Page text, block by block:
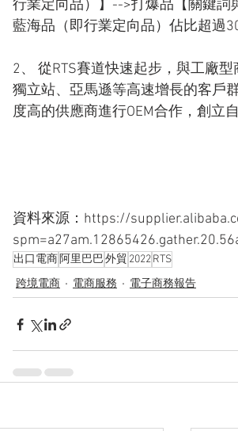
行業定向品）】-->打爆品【關鍵
藍海品（即行業定向品）佔比超過
2、 從RTS賽道快速起步，與工廠
獨立站、亞馬遜等高速增長的客戶
度高的供應商進行OEM合作，創立
資料來源：https://
出口電商 阿里巴巴外貿 2022RTS
跨境電商
電商服務 電子商務報告